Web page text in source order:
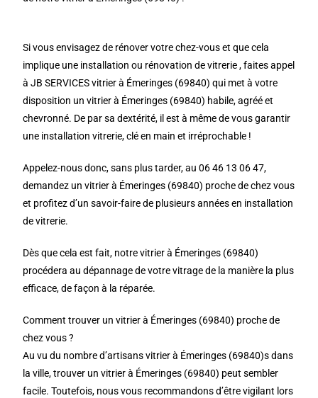
Si vous envisagez de rénover votre chez-vous et que cela
implique une installation ou rénovation de vitrerie , faites appel
à JB SERVICES vitrier à Émeringes (69840) qui met à votre
disposition un vitrier à Émeringes (69840) habile, agréé et
chevronné. De par sa dextérité, il est à même de vous garantir
une installation vitrerie, clé en main et irréprochable !
Appelez-nous donc, sans plus tarder, au 06 46 13 06 47,
demandez un vitrier à Émeringes (69840) proche de chez vous
et profitez d’un savoir-faire de plusieurs années en installation
de vitrerie.
Dès que cela est fait, notre vitrier à Émeringes (69840)
procédera au dépannage de votre vitrage de la manière la plus
efficace, de façon à la réparée.
Comment trouver un vitrier à Émeringes (69840) proche de
chez vous ?
Au vu du nombre d’artisans vitrier à Émeringes (69840)s dans
la ville, trouver un vitrier à Émeringes (69840) peut sembler
facile. Toutefois, nous vous recommandons d’être vigilant lors